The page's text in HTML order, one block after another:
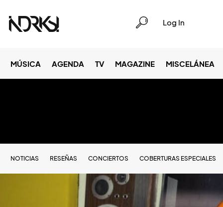
Log In
MÚSICA AGENDA TV MAGAZINE MISCELÁNEA
NOTICIAS RESEÑAS CONCIERTOS COBERTURAS ESPECIALES